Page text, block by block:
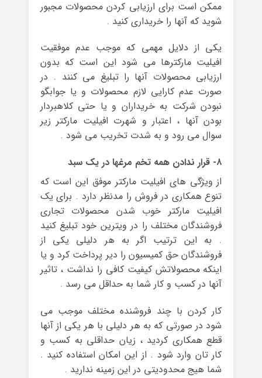
ممکن است برای ارزیابی کردن محصولات مجبور
شوید که آنها را خریداری کنید .
یکی از دلایل مهمی که موجب عدم موفقیت
افیلیت مارکترها می شود این است که بدون
ارزیابی محصولات آنها را تبلیغ می کنند . در
صورت عدم کارایی لازم محصولات و یا جوابگو
نبودن شرکت به خریداران و یا حتی کلاهبردار
بودن آنها ، اعتبار و شهرت افیلیت مارکتر زیر
سوال می رود و به شدت تخریب می شود .
۸- قرار ندادن همه تخم مرغها در یک سبد
از ویژگی های افیلیت مارکتر موفق این است که
تنوع همکاری در فروش را مدنظر دارد . برای یک
افیلیت مارکتر خوب شدن محصولات تجاری
فروشندگان مختلف را در ویترین خود تبلیغ کنید
. به این ترتیب اگر به هر دلیلی یکی از
فروشندگان حق کمیسیون را دیر پرداخت کرد و یا
اینکه محصولاتش کیفیت کافی را نداشت ، تاثیر
آنها در کسب و کار شما به حداقل می رسد .
کار کردن با چند فروشنده مختلف موجب می
شود در صورتی که به هر دلیلی با هر یکی از آنها
قطع همکاری کردید ، زیان حداقلی به کسب و
کار تان وارد شود . از این امکان استفاده کنید .
شما هیج محدودیتی در این زمینه ندارید .